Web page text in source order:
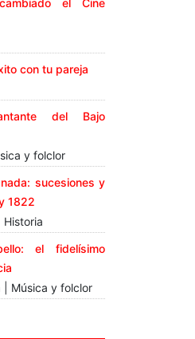
con tu pareja
del Bajo
y folclor
sucesiones y
1822
Historia
el fidelísimo
| Música y folclor